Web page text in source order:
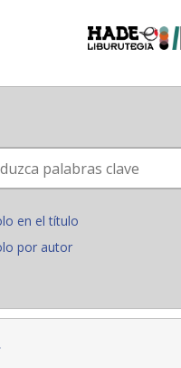
-
en el título
por autor